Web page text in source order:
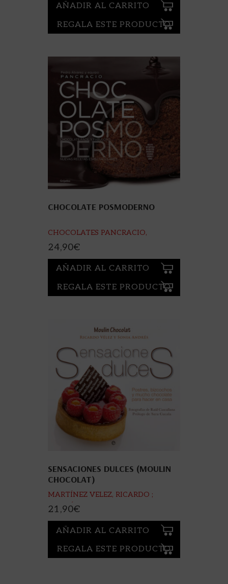
AÑADIR AL CARRITO
REGALA ESTE PRODUCTO
CHOCOLATE POSMODERNO
CHOCOLATES PANCRACIO,
24,90€
AÑADIR AL CARRITO
REGALA ESTE PRODUCTO
SENSACIONES DULCES (MOULIN
CHOCOLAT)
MARTÍNEZ VELEZ, RICARDO ;
ANDRÉS MONTANER, SONIA ;
FERNÁNDEZ CUCALA, SA
21,90€
AÑADIR AL CARRITO
REGALA ESTE PRODUCTO